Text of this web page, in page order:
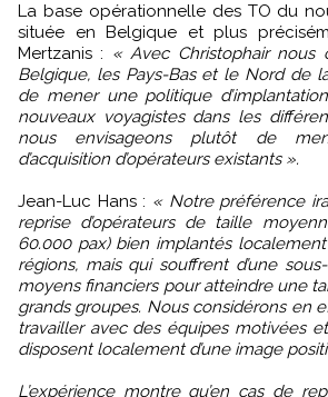
La base opérationnelle des TO du
située en Belgique et plus
Mertzanis : « Avec Christophair nous
Belgique, les Pays-Bas et le Nord de
de mener une politique
nouveaux voyagistes dans les
nous envisageons plutôt de
d’acquisition d’opérateurs existants ».
Jean-Luc Hans : « Notre préférence
reprise d’opérateurs de taille
60.000 pax) bien implantés
régions, mais qui souffrent d’une
moyens financiers pour atteindre une
grands groupes. Nous considérons en
travailler avec des équipes motivées
disposent localement d’une image
L’expérience montre qu’en cas de